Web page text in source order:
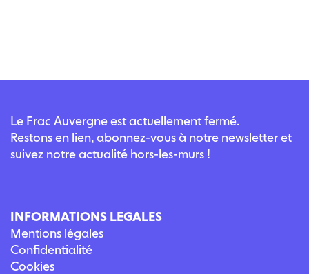
Le Frac Auvergne est actuellement fermé.
Restons en lien, abonnez-vous à notre newsletter et
suivez notre actualité hors-les-murs !
INFORMATIONS LÉGALES
Mentions légales
Confidentialité
Cookies